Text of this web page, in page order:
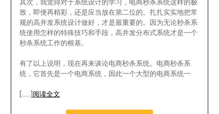
其次，我觉得对于系统设计的学习，电商秒杀系统这样的极
致，即便再精彩，还是应当放在第二位的。扎扎实实地把常
规的高并发系统设计做好，才是最重要的。因为无论秒杀系
统使用怎样的特殊技巧和手段，高并发分布式系统才是一个
秒杀系统工作的根基。
有了以上说明，现在再来谈论电商秒杀系统。电商秒杀系
统，它首先是一个电商系统，因此一个大型的电商系统一
[……] 阅读全文